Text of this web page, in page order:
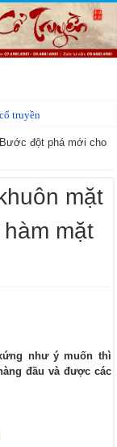
truyền
Bước đột phá mới cho
mặt
mặt
như ý muốn thì
đầu và được các